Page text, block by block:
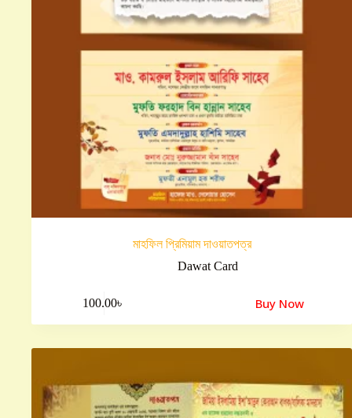
মাহফিল প্রিমিয়াম দাওয়াতপত্র
Dawat Card
100.00৳ Buy Now